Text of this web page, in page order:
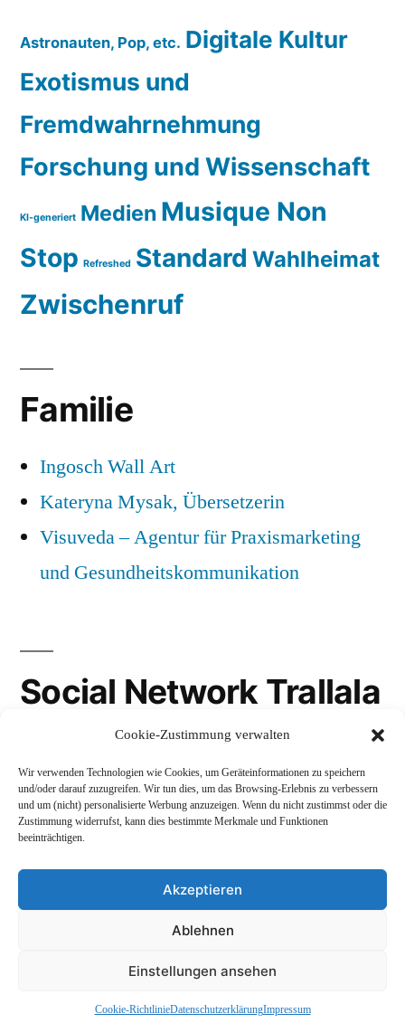
Cookie-Zustimmung verwalten
Wir verwenden Technologien wie Cookies, um Geräteinformationen zu speichern
und/oder darauf zuzugreifen. Wir tun dies, um das Browsing-Erlebnis zu verbessern
und um (nicht) personalisierte Werbung anzuzeigen. Wenn du nicht zustimmst oder die
Zustimmung widerrufst, kann dies bestimmte Merkmale und Funktionen
beeinträchtigen.
Akzeptieren
Ablehnen
Einstellungen ansehen
Cookie-RichtlinieDatenschutzerklärungImpressum
Astronauten, Pop, etc. Digitale Kultur
Exotismus und
Fremdwahrnehmung
Forschung und Wissenschaft
KI-generiert Medien Musique Non
Stop Refreshed Standard Wahlheimat
Zwischenruf
Familie
Ingosch Wall Art
Kateryna Mysak, Übersetzerin
Visuveda – Agentur für Praxismarketing
und Gesundheitskommunikation
Social Network Trallala
LinkedIn
Mastodon
Stolz präsentiert von WordPress.
Impressum und Rechtliches